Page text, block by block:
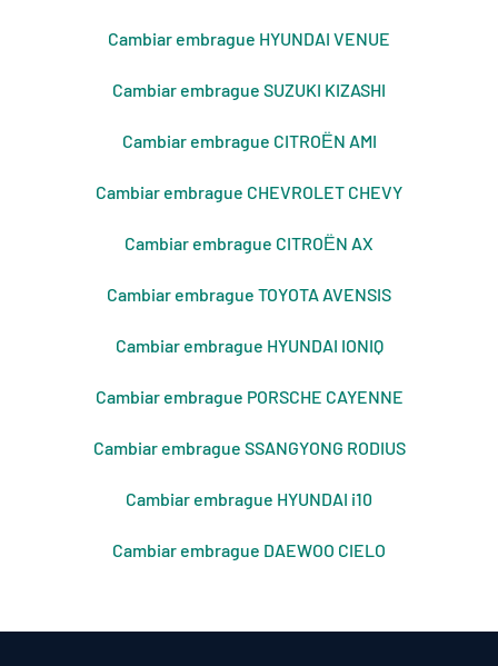
Cambiar embrague HYUNDAI VENUE
Cambiar embrague SUZUKI KIZASHI
Cambiar embrague CITROЁN AMI
Cambiar embrague CHEVROLET CHEVY
Cambiar embrague CITROЁN AX
Cambiar embrague TOYOTA AVENSIS
Cambiar embrague HYUNDAI IONIQ
Cambiar embrague PORSCHE CAYENNE
Cambiar embrague SSANGYONG RODIUS
Cambiar embrague HYUNDAI i10
Cambiar embrague DAEWOO CIELO